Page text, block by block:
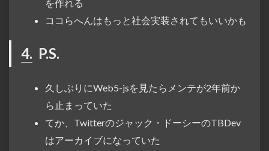
を作れる
ココらへんはもっと社会実装されてもいいかも
4. P.S.
久しぶりにWeb5-jsを見たらメンテが2年前か
ら止まっていた
てか、Twitterのジャック・ドーシーのTBDev
はアーカイブになっていた